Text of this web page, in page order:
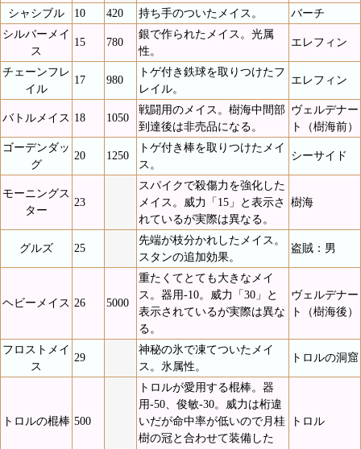
シャシブル
10 420 持ち手のついたメイス。
バーチ
シルバーメイ
ス
15 780
銀で作られたメイス。光属
性。
エレフィン
チェーンフレ
イル
17 980
トゲ付き鉄球を取りつけたフ
レイル。
エレフィン
バトルメイス 18 1050
戦闘用のメイス。樹海中間部
到達後は非売品になる。
ヴェルデナー
ト（樹海前）
ゴーデンダッ
グ
20 1250
トゲ付き棒を取りつけたメイ
ス。
シーサイド
モーニングス
ター
23
スパイクで殺傷力を強化した
メイス。威力「15」と表示さ
れているが実際は異なる。
樹海
グルズ 25
先端が枝分かれしたメイス。
スタンの追加効果。
盗賊：男
ヘビーメイス 26 5000
重たくてとても大きなメイ
ス。器用-10。威力「30」と
表示されているが実際は異な
る。
ヴェルデナー
ト（樹海後）
フロストメイ
ス
29
神秘の氷で凍てついたメイ
ス。氷属性。
トロルの洞窟
トロルの棍棒 500
トロルが愛用する棍棒。器
用-50、俊敏-30。威力は桁違
いだが命中率が低いので月桂
樹の冠と合わせて装備した
トロル